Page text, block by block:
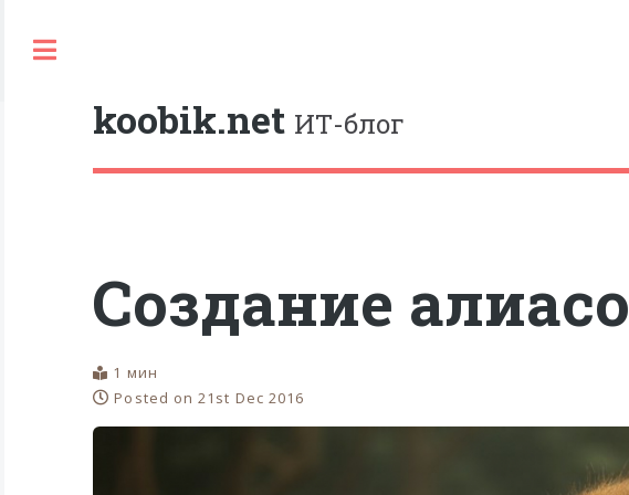
koobik.net ИТ-блог
Создание
1 мин
Posted on 21st Dec 2016